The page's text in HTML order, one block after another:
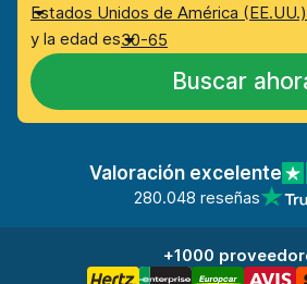
Estados Unidos de América (EE.UU.)
y la edad es30-65
Buscar
Valoración excelente
280.048 reseñas
+1000